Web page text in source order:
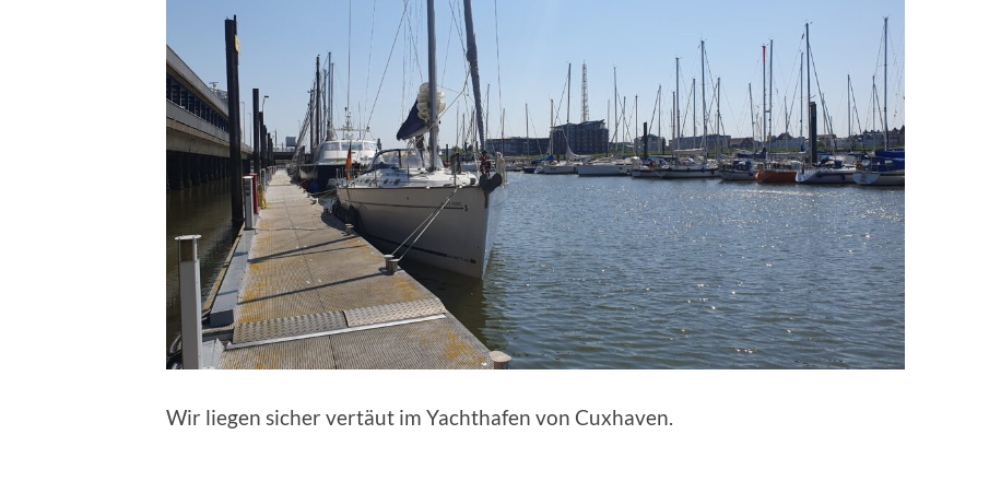
Wir liegen sicher vertäut im Yachthafen von Cuxhaven.